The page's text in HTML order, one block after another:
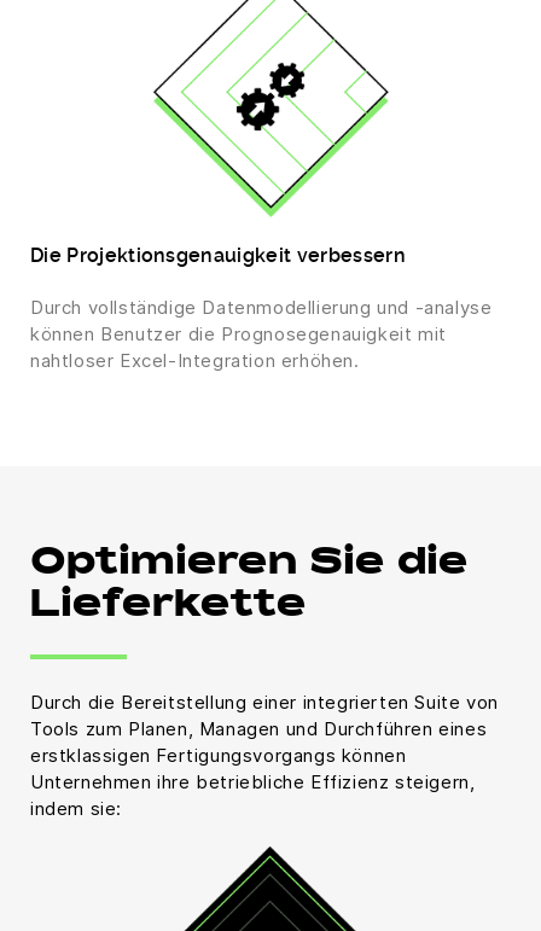
Die Projektionsgenauigkeit verbessern
Durch vollständige Datenmodellierung und -analyse
können Benutzer die Prognosegenauigkeit mit
nahtloser Excel-Integration erhöhen.
Optimieren Sie die
Lieferkette
Durch die Bereitstellung einer integrierten Suite von
Tools zum Planen, Managen und Durchführen eines
erstklassigen Fertigungsvorgangs können
Unternehmen ihre betriebliche Effizienz steigern,
indem sie: